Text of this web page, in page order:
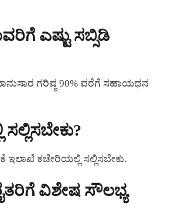
ಎಷ್ಟು ಸಬ್ಸಿಡಿ
ಗರಿಷ್ಠ 90% ವರೆಗೆ ಸಹಾಯಧನ
ಇಲಾಖೆ ಕಚೇರಿಯಲ್ಲಿ ಸಲ್ಲಿಸಬೇಕು.
ವಿಶೇಷ ಸೌಲಭ್ಯ